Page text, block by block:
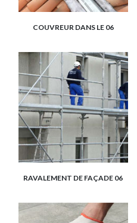
COUVREUR DANS LE 06
RAVALEMENT DE FAÇADE 06